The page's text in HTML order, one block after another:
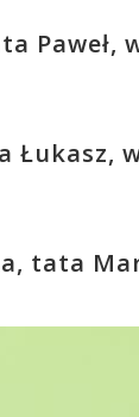
Paweł,
tata